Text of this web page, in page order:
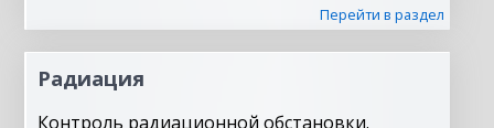
Перейти в раздел
Радиация
Контроль радиационной обстановки.